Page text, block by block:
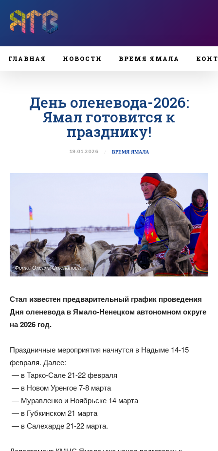
ГЛАВНАЯ НОВОСТИ ВРЕМЯ ЯМАЛА
День оленевода-2026:
Ямал готовится к
празднику!
19.01.2026 ВРЕМЯ ЯМАЛА
Фото: Оксана Степанова
Стал известен предварительный график проведения
Дня оленевода в Ямало-Ненецком автономном округе
на 2026 год.
Праздничные мероприятия начнутся в Надыме 14-15
февраля. Далее:
— в Тарко-Сале 21-22 февраля
— в Новом Уренгое 7-8 марта
— Муравленко и Ноябрьске 14 марта
— в Губкинском 21 марта
— в Салехарде 21-22 марта.